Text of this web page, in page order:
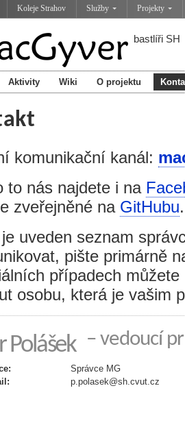
Koleje Strahov Služby Projekty
bastlíři SH
Aktivity Wiki O projektu
komunikační kanál:
to nás najdete i na
zveřejněné na GitHubu.
uveden seznam
pište primárně
případech
osobu, která je vašim
Polášek – vedoucí
Správce MG
p.polasek@sh.cvut.cz